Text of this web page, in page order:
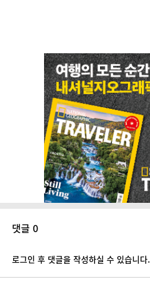
댓글 0
로그인 후 댓글을 작성하실 수 있습니다.